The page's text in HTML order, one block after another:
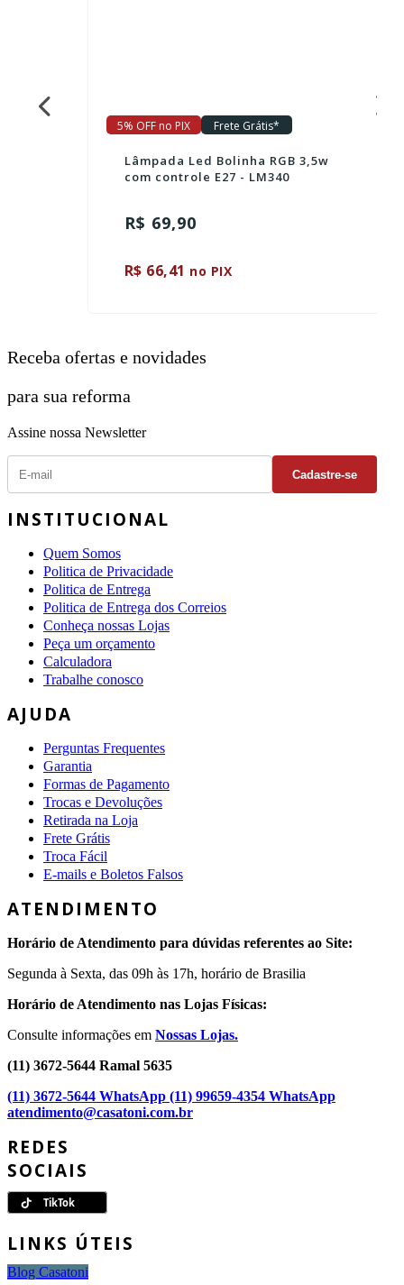
5% OFF no PIX Frete Grátis*
Lâmpada Led Bolinha RGB 3,5w
com controle E27 - LM340
R$ 69,90
R$ 66,41 no PIX
Receba ofertas e novidades
para sua reforma
Assine nossa Newsletter
INSTITUCIONAL
Quem Somos
Politica de Privacidade
Politica de Entrega
Politica de Entrega dos Correios
Conheça nossas Lojas
Peça um orçamento
Calculadora
Trabalhe conosco
AJUDA
Perguntas Frequentes
Garantia
Formas de Pagamento
Trocas e Devoluções
Retirada na Loja
Frete Grátis
Troca Fácil
E-mails e Boletos Falsos
ATENDIMENTO
Horário de Atendimento para dúvidas referentes ao Site:
Segunda à Sexta, das 09h às 17h, horário de Brasilia
Horário de Atendimento nas Lojas Físicas:
Consulte informações em Nossas Lojas.
(11) 3672-5644 Ramal 5635
(11) 3672-5644 WhatsApp (11) 99659-4354 WhatsApp
atendimento@casatoni.com.br
REDES
SOCIAIS
LINKS ÚTEIS
Blog Casatoni